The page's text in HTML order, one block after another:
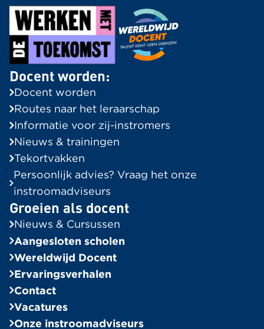
Docent worden
Nieuws & Trainingen
Informatie voor Zij-instromers
Praktische zaken
Routes naar het leraarschap
Informatie voor Zij-instromers
Tekortvakken in de regio
Onze instroomadviseurs
Groeien als docent
Alle berichten
Ervaringsverhalen
Bekijk alle verhalen
In de Spotlight
Algemeen
Docent worden:
Docent worden
Routes naar het leraarschap
Informatie voor zij-instromers
Nieuws & trainingen
Tekortvakken
Persoonlijk advies? Vraag het onze
instroomadviseurs
Groeien als docent
Nieuws & Cursussen
Aangesloten scholen
Wereldwijd Docent
Ervaringsverhalen
Contact
Vacatures
Onze instroomadviseurs